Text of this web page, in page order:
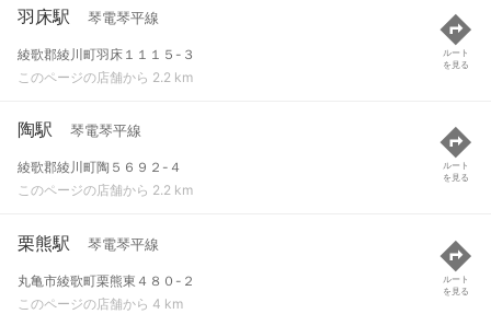
羽床駅 琴電琴平線
綾歌郡綾川町羽床１１１５-３
このページの店舗から 2.2 km
ルート
を見る
陶駅 琴電琴平線
綾歌郡綾川町陶５６９２-４
このページの店舗から 2.2 km
ルート
を見る
栗熊駅 琴電琴平線
丸亀市綾歌町栗熊東４８０-２
このページの店舗から 4 km
ルート
を見る